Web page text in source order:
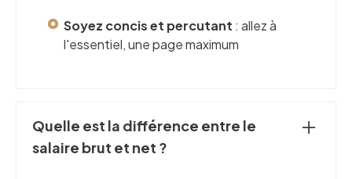
Soyez concis et percutant : allez à
l'essentiel, une page maximum
Quelle est la différence entre le
salaire brut et net ?